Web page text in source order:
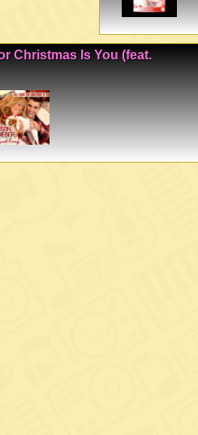
Christmas Is You (feat.